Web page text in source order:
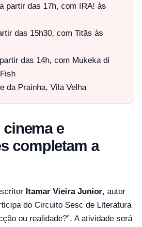
a partir das 17h, com IRA! às
das 15h30, com Titãs às
das 14h, com Mukeka di
da Prainha, Vila Velha
e
completam a
Itamar Vieira Junior, autor
do Circuito Sesc de Literatura
ou realidade?”. A atividade será